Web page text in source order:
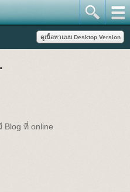
Blog ที่ online